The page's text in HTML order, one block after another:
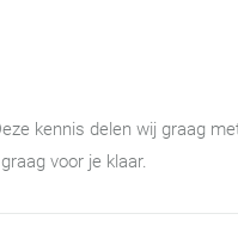
kennis delen wij graag
voor je klaar.